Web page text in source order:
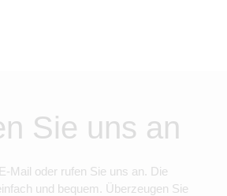
Sie uns an
Mail oder rufen Sie uns an. Die
und bequem. Überzeugen Sie